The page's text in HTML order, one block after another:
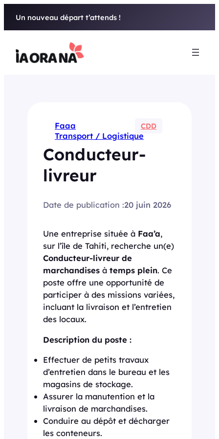
Un nouveau départ t’attends !
Faaa CDD
Transport / Logistique
Conducteur-
livreur
Date de publication :20 juin 2026
Une entreprise située à Faa’a,
sur l’île de Tahiti, recherche un(e)
Conducteur-livreur de
marchandises à temps plein. Ce
poste offre une opportunité de
participer à des missions variées,
incluant la livraison et l’entretien
des locaux.
Description du poste :
Effectuer de petits travaux
d’entretien dans le bureau et les
magasins de stockage.
Assurer la manutention et la
livraison de marchandises.
Conduire au dépôt et décharger
les conteneurs.